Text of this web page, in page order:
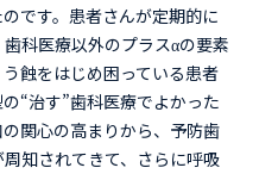
です。患者さんが定期的に
科医療以外のプラスαの要素
蝕をはじめ困っている患者
“治す”歯科医療でよかった
関心の高まりから、予防歯
知されてきて、さらに呼吸